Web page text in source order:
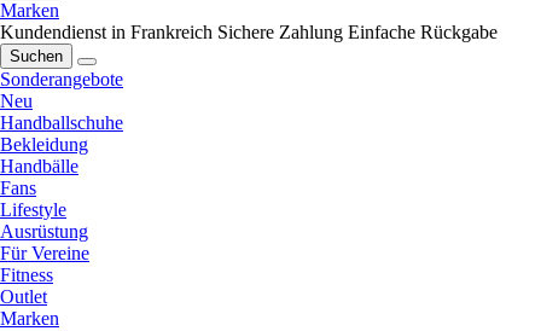
Marken
Kundendienst in Frankreich Sichere Zahlung Einfache Rückgabe
Suchen
Sonderangebote
Neu
Handballschuhe
Bekleidung
Handbälle
Fans
Lifestyle
Ausrüstung
Für Vereine
Fitness
Outlet
Marken